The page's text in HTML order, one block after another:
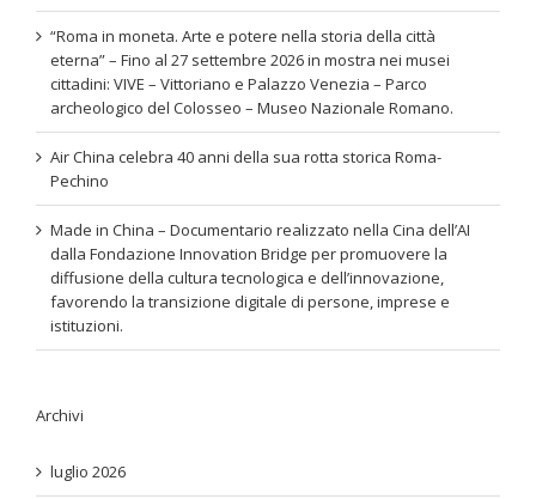
“Roma in moneta. Arte e potere nella storia della città
eterna” – Fino al 27 settembre 2026 in mostra nei musei
cittadini: VIVE – Vittoriano e Palazzo Venezia – Parco
archeologico del Colosseo – Museo Nazionale Romano.
Air China celebra 40 anni della sua rotta storica Roma-
Pechino
Made in China – Documentario realizzato nella Cina dell’AI
dalla Fondazione Innovation Bridge per promuovere la
diffusione della cultura tecnologica e dell’innovazione,
favorendo la transizione digitale di persone, imprese e
istituzioni.
Archivi
luglio 2026